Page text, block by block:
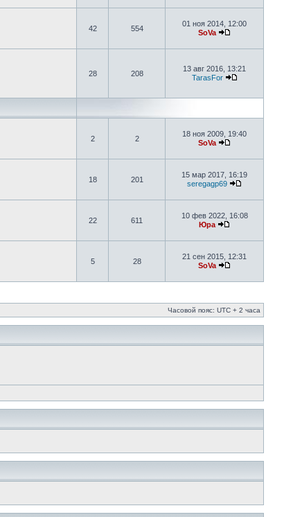
42 554
01 ноя 2014, 12:00
SoVa
28 208
13 авг 2016, 13:21
TarasFor
2 2
18 ноя 2009, 19:40
SoVa
18 201
15 мар 2017, 16:19
seregagp69
22 611
10 фев 2022, 16:08
Юра
5 28
21 сен 2015, 12:31
SoVa
Часовой пояс: UTC + 2 часа